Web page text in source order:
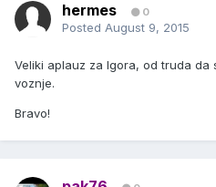
hermes 0
Posted August 9, 2015
Veliki aplauz za Igora, od truda da
voznje.
Bravo!